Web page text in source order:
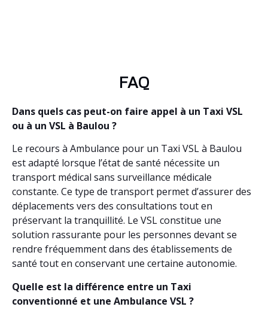
FAQ
Dans quels cas peut-on faire appel à un Taxi VSL
ou à un VSL à Baulou ?
Le recours à Ambulance pour un Taxi VSL à Baulou
est adapté lorsque l’état de santé nécessite un
transport médical sans surveillance médicale
constante. Ce type de transport permet d’assurer des
déplacements vers des consultations tout en
préservant la tranquillité. Le VSL constitue une
solution rassurante pour les personnes devant se
rendre fréquemment dans des établissements de
santé tout en conservant une certaine autonomie.
Quelle est la différence entre un Taxi
conventionné et une Ambulance VSL ?